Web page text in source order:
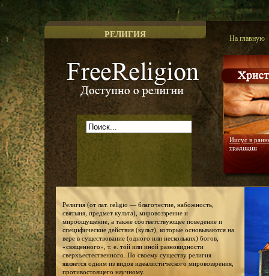
РЕЛИГИЯ На главную
Иисус в
традиции
Религия (от лат. religio — благочестие, набожность,
святыня, предмет культа), мировоззрение и
мироощущение, а также соответствующее поведение и
специфические действия (культ), которые основываются на
вере в существование (одного или нескольких) богов,
«священного», т. е. той или иной разновидности
сверхъестественного. По своему существу религия
является одним из видов идеалистического мировоззрения,
противостоящего научному.